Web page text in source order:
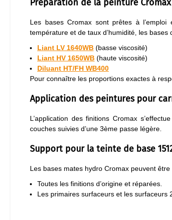
Préparation de la peinture Cromax
Les bases Cromax sont prêtes à
température et de taux d’humidité, les
Liant LV 1640WB (basse viscosité)
Liant HV 1650WB (haute viscosité)
Diluant HT/FH WB400
Pour connaître les proportions exactes à
Application des peintures pour
L’application des finitions Cromax
couches suivies d’une 3ème passe légère.
Support pour la teinte de base
Les bases mates hydro Cromax peuvent
Toutes les finitions d’origine et réparées.
Les primaires surfaceurs et les surfaceurs